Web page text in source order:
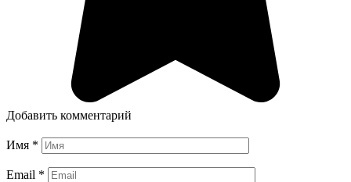
Добавить комментарий
Имя *
Email *